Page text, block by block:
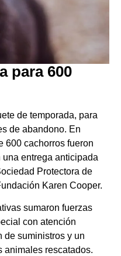
para 600
de temporada, para
de abandono. En
600 cachorros fueron
entrega anticipada
Protectora de
Karen Cooper.
sumaron fuerzas
con atención
de suministros y un
animales rescatados.